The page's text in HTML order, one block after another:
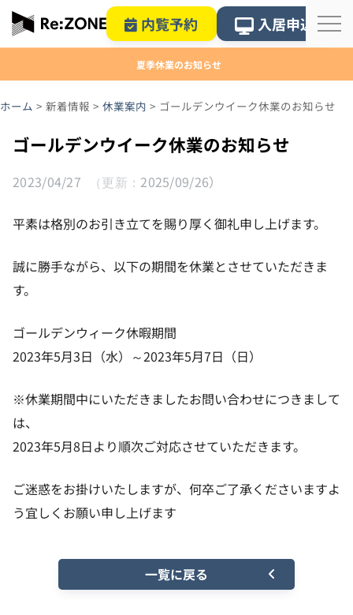
内覧予約 入居申込
夏季休業のお知らせ
ホーム > 新着情報 > 休業案内 > ゴールデンウイーク休業のお知らせ
ゴールデンウイーク休業のお知らせ
2023/04/27 2025/09/26
平素は格別のお引き立てを賜り厚く御礼申し上げます。
誠に勝手ながら、以下の期間を休業とさせていただきま
す。
ゴールデンウィーク休暇期間
2023年5月3日（水）～2023年5月7日（日）
※休業期間中にいただきましたお問い合わせにつきまして
は、
2023年5月8日より順次ご対応させていただきます。
ご迷惑をお掛けいたしますが、何卒ご了承くださいますよ
う宜しくお願い申し上げます
一覧に戻る